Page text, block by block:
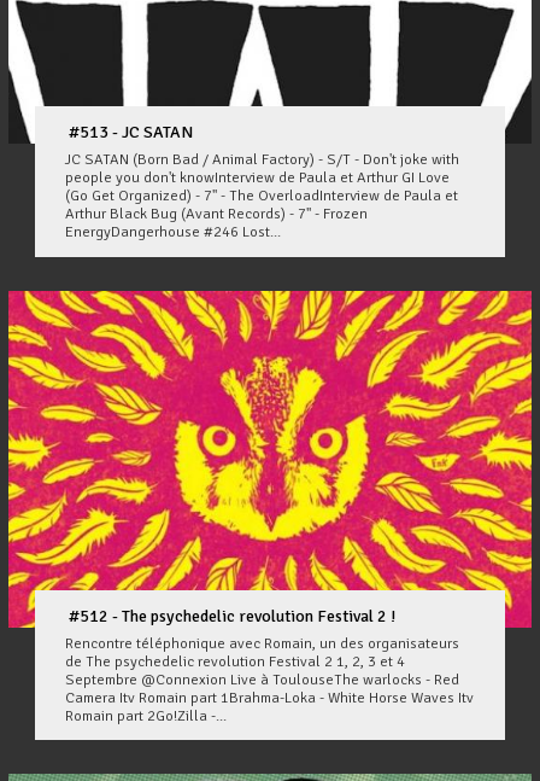
#513 - JC SATAN
JC SATAN (Born Bad / Animal Factory) - S/T - Don't joke with
people you don't knowInterview de Paula et Arthur GI Love
(Go Get Organized) - 7'' - The OverloadInterview de Paula et
Arthur Black Bug (Avant Records) - 7" - Frozen
EnergyDangerhouse #246 Lost...
#512 - The psychedelic revolution Festival 2 !
Rencontre téléphonique avec Romain, un des organisateurs
de The psychedelic revolution Festival 2 1, 2, 3 et 4
Septembre @Connexion Live à ToulouseThe warlocks - Red
Camera Itv Romain part 1Brahma-Loka - White Horse Waves Itv
Romain part 2Go!Zilla -...